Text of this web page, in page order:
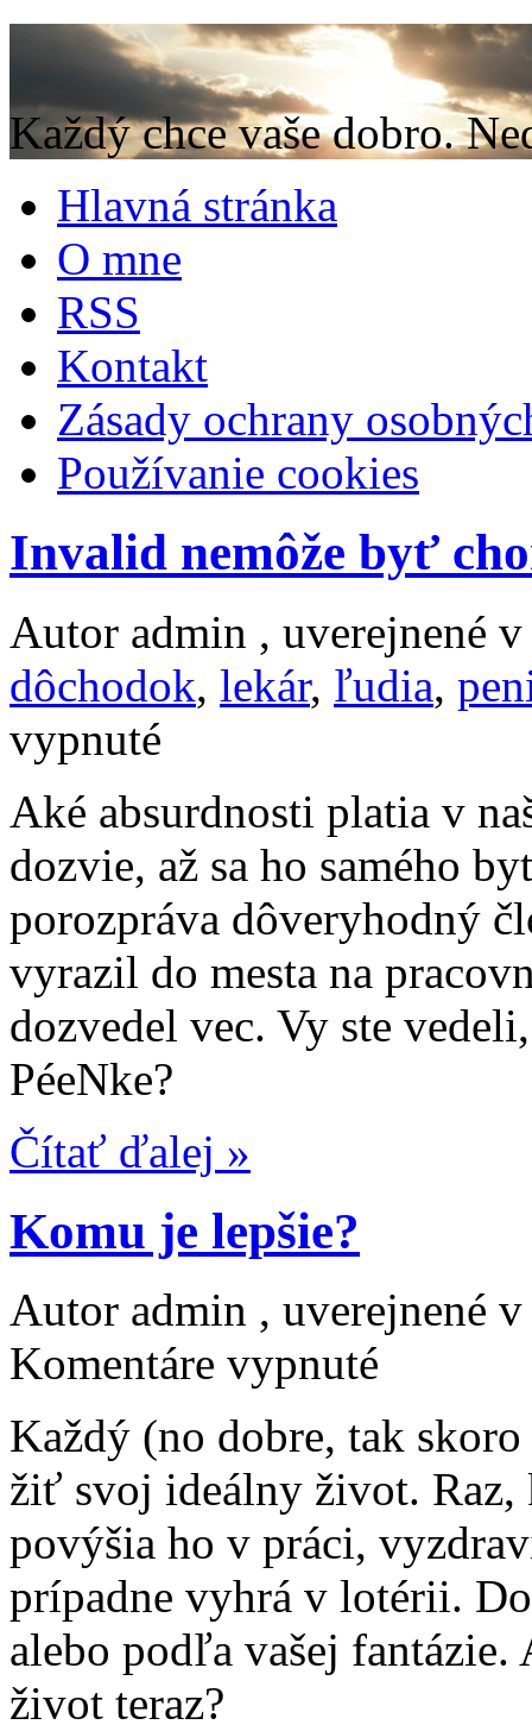
Každý chce vaše dobro.
Hlavná stránka
O mne
RSS
Kontakt
Zásady ochrany
Používanie cookies
Invalid nemôže byť
Autor admin , uverejnené
dôchodok, lekár, ľudia,
vypnuté
chorý?
Aké absurdnosti platia v
dozvie, až sa ho samého
porozpráva dôveryhodný
vyrazil do mesta na
dozvedel vec. Vy ste
PéeNke?
Čítať ďalej »
Komu je lepšie?
Autor admin , uverejnené
Komentáre vypnuté
Každý (no dobre, tak
žiť svoj ideálny život.
povýšia ho v práci,
prípadne vyhrá v lotérii.
alebo podľa vašej
život teraz?